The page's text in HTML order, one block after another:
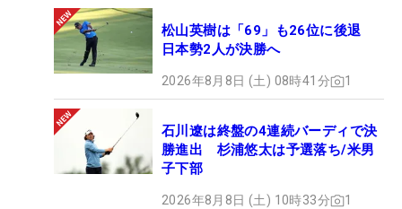
松山英樹は「69」も26位に後退
日本勢2人が決勝へ
2026年8月8日 (土) 08時41分 1
石川遼は終盤の4連続バーディで決
勝進出 杉浦悠太は予選落ち/米男
子下部
2026年8月8日 (土) 10時33分 1